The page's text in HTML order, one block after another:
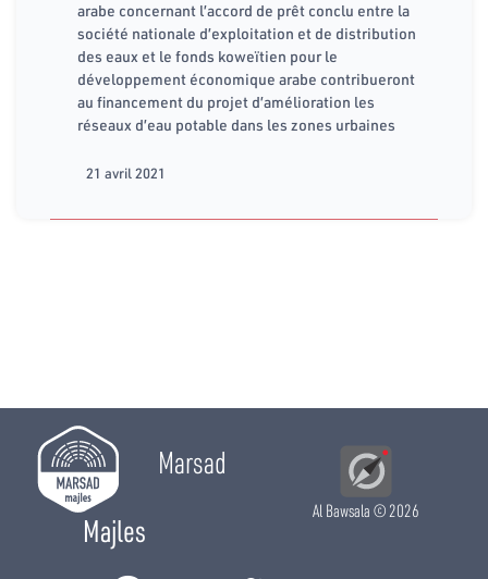
arabe concernant l’accord de prêt conclu entre la
société nationale d’exploitation et de distribution
des eaux et le fonds koweïtien pour le
développement économique arabe contribueront
au financement du projet d’amélioration les
réseaux d’eau potable dans les zones urbaines
21 avril 2021
Marsad
Majles
Al Bawsala© 2026